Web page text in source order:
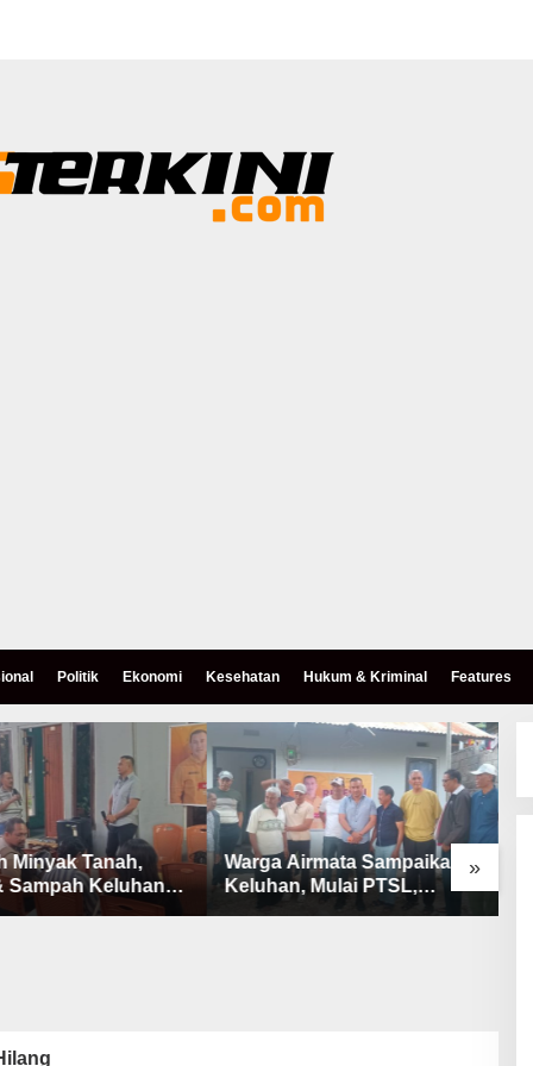
Politik Ekonomi Kesehatan Hukum & Kriminal Features
»
Minyak Tanah,
Sampah Keluhan
Airnona
Warga Airmata Sampaikan
Keluhan, Mulai PTSL,
Ketersediaan Minyak Tanah